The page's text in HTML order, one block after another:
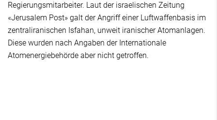
Regierungsmitarbeiter. Laut der israelischen Zeitung
«Jerusalem Post» galt der Angriff einer Luftwaffenbasis im
zentraliranischen Isfahan, unweit iranischer Atomanlagen.
Diese wurden nach Angaben der Internationale
Atomenergiebehörde aber nicht getroffen.